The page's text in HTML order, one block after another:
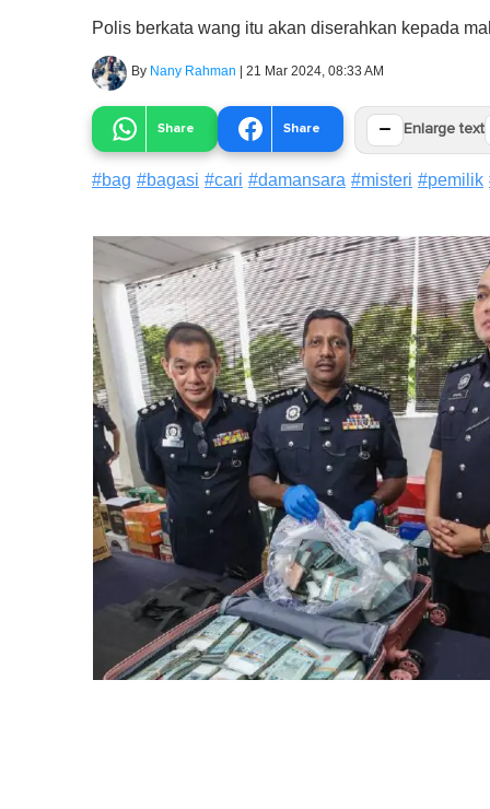
Polis berkata wang itu akan diserahkan kepada
By Nany Rahman | 21 Mar 2024, 08:33 AM
Share Share − Enlarge text
#bag #bagasi #cari #damansara #misteri #pemilik